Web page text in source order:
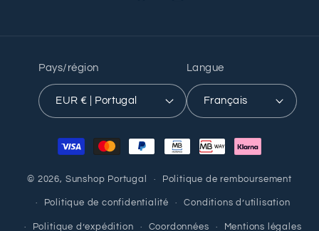
Pays/région
EUR € | Portugal
Langue
Français
Moyens
paiement
© 2026, Sunshop Portugal Politique de remboursement
Politique de confidentialité Conditions d’utilisation
Politique d’expédition Coordonnées Mentions légales